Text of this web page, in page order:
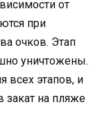
от
при
очков. Этап
уничтожены.
всех этапов, и
закат на пляже